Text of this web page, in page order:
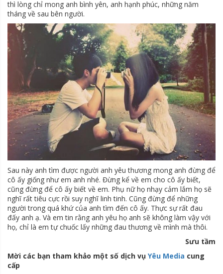
thì lòng chỉ mong anh bình yên, anh hạnh phúc, những năm
tháng về sau bên người.
Sau này anh tìm được người anh yêu thương mong anh đừng để
cô ấy giống như em anh nhé. Đừng kể về em cho cô ấy biết,
cũng đừng để cô ấy biết về em. Phụ nữ họ nhạy cảm lắm họ sẽ
nghĩ rất tiêu cực rồi suy nghĩ linh tinh. Cũng đừng để những
người trong quá khứ của anh tìm đến cô ấy. Thực sự rất đau
đấy anh ạ. Và em tin rằng anh yêu họ anh sẽ không làm vậy với
họ, chỉ là em tự chuốc lấy những đau thương về mình mà thôi.
Sưu tầm
Mời các bạn tham khảo một số dịch vụ Yêu Media cung
cấp